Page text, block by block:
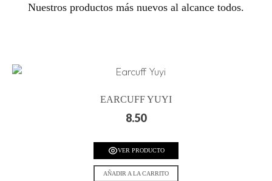
Nuestros productos más nuevos al alcance todos.
EARCUFF YUYI
8.50
VER PRODUCTO
AÑADIR A LA CARRITO